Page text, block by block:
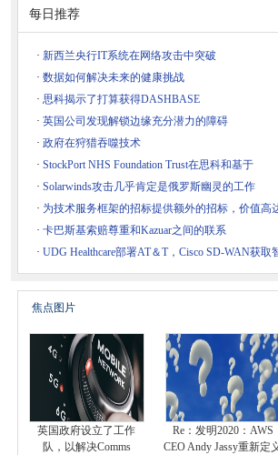
每日推荐
· 新西兰央行IT系统在网络攻击中突破
· 数据如何解决未来的健康挑战
· 思科揭示了打算获得DASHBASE
· 英国公司发现解锁边缘充分潜力的障碍
· 政府在狩猎吞噬技术
· StockPort NHS Foundation Trust在思科和基于
· Solarwinds攻击几乎肯定是俄罗斯幽灵的工作
· 为技术服务框架的招标提供额外的招标，价值高
· 卡巴斯基索赔尊重和Kazuar之间的联系
· UDG Healthcare部署AT＆T，Cisco SD-WAN获取
焦点图片
英国政府设立了工作
队，以解决Comms
Re：发明2020：AWS
CEO Andy Jassy重新定